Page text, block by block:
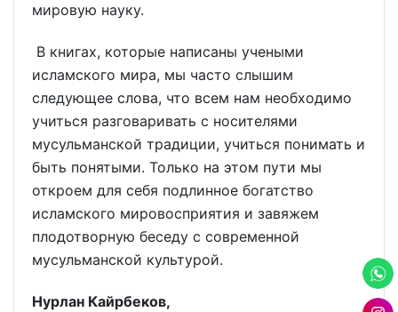
мировую науку.
В книгах, которые написаны учеными
исламского мира, мы часто слышим
следующее слова, что всем нам необходимо
учиться разговаривать с носителями
мусульманской традиции, учиться понимать и
быть понятыми. Только на этом пути мы
откроем для себя подлинное богатство
исламского мировосприятия и завяжем
плодотворную беседу с современной
мусульманской культурой.
Нурлан Кайрбеков,